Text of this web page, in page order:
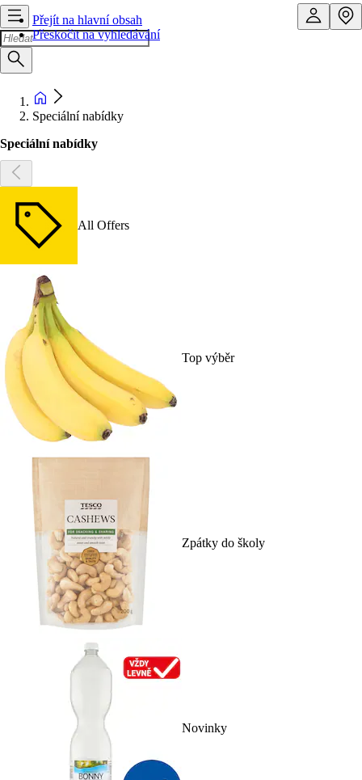
Přejít na hlavní obsah
Přeskočit na vyhledávání
Speciální nabídky
Speciální nabídky
All Offers
Top výběr
Zpátky do školy
Novinky